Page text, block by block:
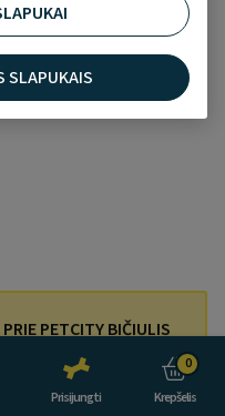
Prisijungti
0
Krepšelis
maistas katėms,
į norų sąrašą
PETCITY BIČIULIS
tik už 2!
SLAPUKAIS